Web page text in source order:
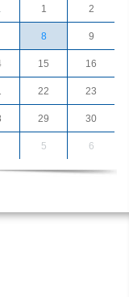
1 2
8 9
15 16
22 23
29 30
5 6